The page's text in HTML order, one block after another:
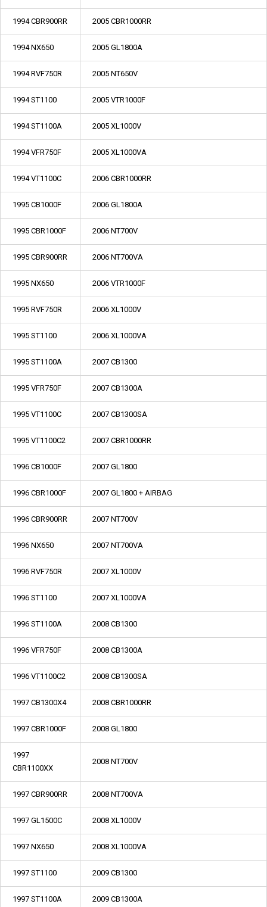
1994 CBR900RR 2005 CBR1000RR
1994 NX650 2005 GL1800A
1994 RVF750R 2005 NT650V
1994 ST1100 2005 VTR1000F
1994 ST1100A 2005 XL1000V
1994 VFR750F 2005 XL1000VA
1994 VT1100C 2006 CBR1000RR
1995 CB1000F 2006 GL1800A
1995 CBR1000F 2006 NT700V
1995 CBR900RR 2006 NT700VA
1995 NX650 2006 VTR1000F
1995 RVF750R 2006 XL1000V
1995 ST1100 2006 XL1000VA
1995 ST1100A 2007 CB1300
1995 VFR750F 2007 CB1300A
1995 VT1100C 2007 CB1300SA
1995 VT1100C2 2007 CBR1000RR
1996 CB1000F 2007 GL1800
1996 CBR1000F 2007 GL1800 + AIRBAG
1996 CBR900RR 2007 NT700V
1996 NX650 2007 NT700VA
1996 RVF750R 2007 XL1000V
1996 ST1100 2007 XL1000VA
1996 ST1100A 2008 CB1300
1996 VFR750F 2008 CB1300A
1996 VT1100C2 2008 CB1300SA
1997 CB1300X4 2008 CBR1000RR
1997 CBR1000F 2008 GL1800
1997
CBR1100XX
2008 NT700V
1997 CBR900RR 2008 NT700VA
1997 GL1500C 2008 XL1000V
1997 NX650 2008 XL1000VA
1997 ST1100 2009 CB1300
1997 ST1100A 2009 CB1300A